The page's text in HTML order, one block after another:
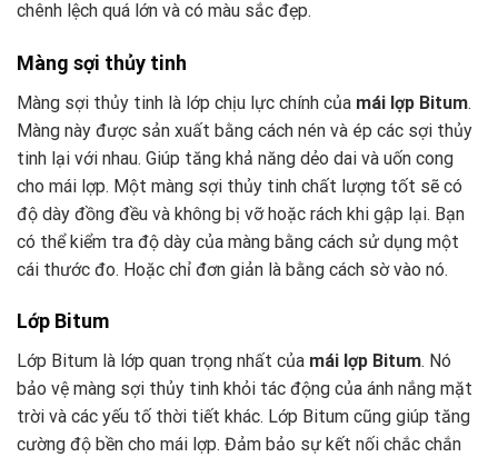
chênh lệch quá lớn và có màu sắc đẹp.
Màng sợi thủy tinh
Màng sợi thủy tinh là lớp chịu lực chính của mái lợp Bitum.
Màng này được sản xuất bằng cách nén và ép các sợi thủy
tinh lại với nhau. Giúp tăng khả năng dẻo dai và uốn cong
cho mái lợp. Một màng sợi thủy tinh chất lượng tốt sẽ có
độ dày đồng đều và không bị vỡ hoặc rách khi gập lại. Bạn
có thể kiểm tra độ dày của màng bằng cách sử dụng một
cái thước đo. Hoặc chỉ đơn giản là bằng cách sờ vào nó.
Lớp Bitum
Lớp Bitum là lớp quan trọng nhất của mái lợp Bitum. Nó
bảo vệ màng sợi thủy tinh khỏi tác động của ánh nắng mặt
trời và các yếu tố thời tiết khác. Lớp Bitum cũng giúp tăng
cường độ bền cho mái lợp. Đảm bảo sự kết nối chắc chắn